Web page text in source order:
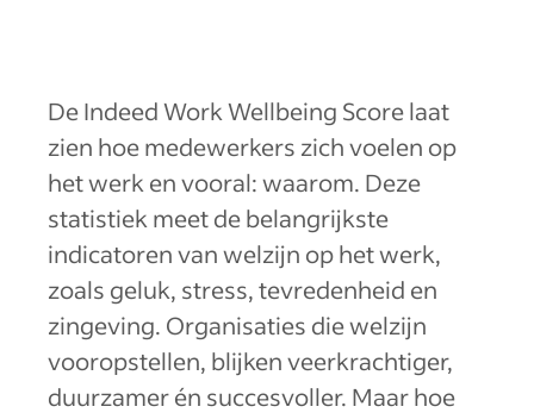
De Indeed Work Wellbeing Score laat
zien hoe medewerkers zich voelen op
het werk en vooral: waarom. Deze
statistiek meet de belangrijkste
indicatoren van welzijn op het werk,
zoals geluk, stress, tevredenheid en
zingeving. Organisaties die welzijn
vooropstellen, blijken veerkrachtiger,
duurzamer én succesvoller. Maar hoe